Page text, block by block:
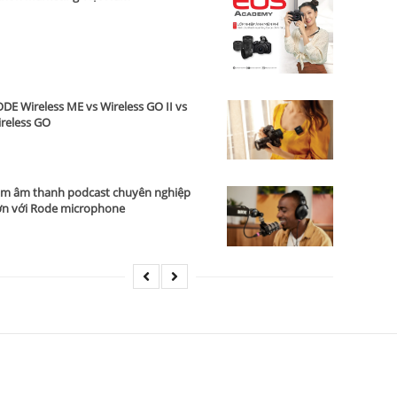
Wireless ME vs Wireless GO II vs
GO
âm thanh podcast chuyên nghiệp
với Rode microphone